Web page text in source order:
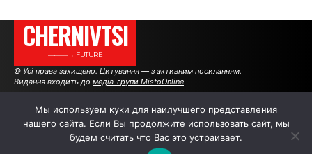
CHERNIVTSI
———→ FUTURE
© Усі права захищено. Цитування — з активним посиланням.
Видання входить до медіа-групи MistoOnline
АВТОРИ РЕКЛАМА НА САЙТІ
Мы используем куки для наилучшего представления
нашего сайта. Если Вы продолжите использовать сайт, мы
будем считать что Вас это устраивает.